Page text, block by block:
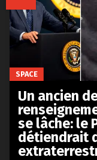
SPACE
Un ancien
se lâche: le
détiendrait